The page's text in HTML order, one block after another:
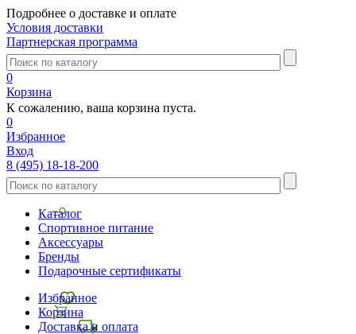
Подробнее о доставке и оплате
Условия доставки
Партнерская программа
0
Корзина
К сожалению, ваша корзина пуста.
0
Избранное
Вход
8 (495) 18-18-200
Каталог
Спортивное питание
Аксессуары
Бренды
Подарочные сертификаты
Избранное
Корзина
Доставка и оплата